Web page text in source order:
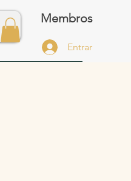
Entrar
Membros